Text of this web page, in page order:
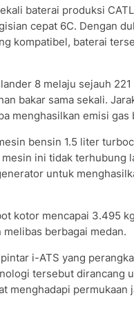
baterai produksi
cepat 6C. Dengan
kompatibel, baterai
8 melaju sejauh
bakar sama sekali.
menghasilkan emisi gas
bensin 1.5 liter
ini tidak terhubung
untuk
kotor mencapai 3.495
berbagai medan.
i-ATS yang
tersebut dirancang
menghadapi permukaan